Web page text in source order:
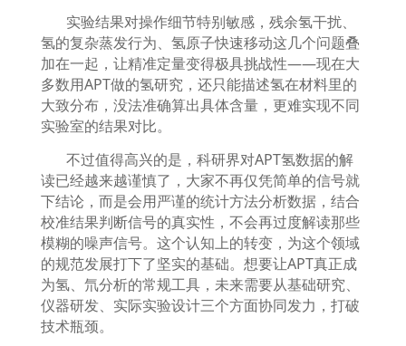
实验结果对操作细节特别敏感，残余氢干扰、
氢的复杂蒸发行为、氢原子快速移动这几个问题叠
加在一起，让精准定量变得极具挑战性——现在大
多数用APT做的氢研究，还只能描述氢在材料里的
大致分布，没法准确算出具体含量，更难实现不同
实验室的结果对比。
不过值得高兴的是，科研界对APT氢数据的解
读已经越来越谨慎了，大家不再仅凭简单的信号就
下结论，而是会用严谨的统计方法分析数据，结合
校准结果判断信号的真实性，不会再过度解读那些
模糊的噪声信号。这个认知上的转变，为这个领域
的规范发展打下了坚实的基础。想要让APT真正成
为氢、氘分析的常规工具，未来需要从基础研究、
仪器研发、实际实验设计三个方面协同发力，打破
技术瓶颈。